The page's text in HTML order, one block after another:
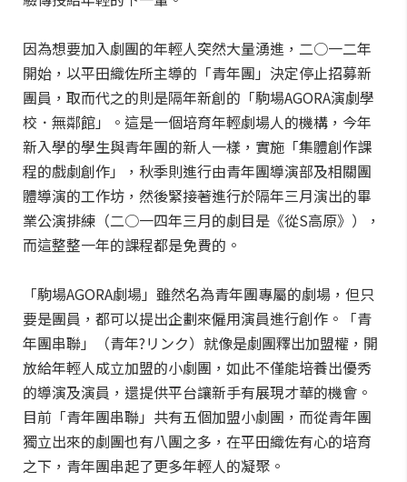
因為想要加入劇團的年輕人突然大量湧進，二○一二年
開始，以平田織佐所主導的「青年團」決定停止招募新
團員，取而代之的則是隔年新創的「駒場AGORA演劇學
校．無鄰館」。這是一個培育年輕劇場人的機構，今年
新入學的學生與青年團的新人一樣，實施「集體創作課
程的戲劇創作」，秋季則進行由青年團導演部及相關團
體導演的工作坊，然後緊接著進行於隔年三月演出的畢
業公演排練（二○一四年三月的劇目是《從S高原》），
而這整整一年的課程都是免費的。
「駒場AGORA劇場」雖然名為青年團專屬的劇場，但只
要是團員，都可以提出企劃來僱用演員進行創作。「青
年團串聯」（青年?リンク）就像是劇團釋出加盟權，開
放給年輕人成立加盟的小劇團，如此不僅能培養出優秀
的導演及演員，還提供平台讓新手有展現才華的機會。
目前「青年團串聯」共有五個加盟小劇團，而從青年團
獨立出來的劇團也有八團之多，在平田織佐有心的培育
之下，青年團串起了更多年輕人的凝聚。